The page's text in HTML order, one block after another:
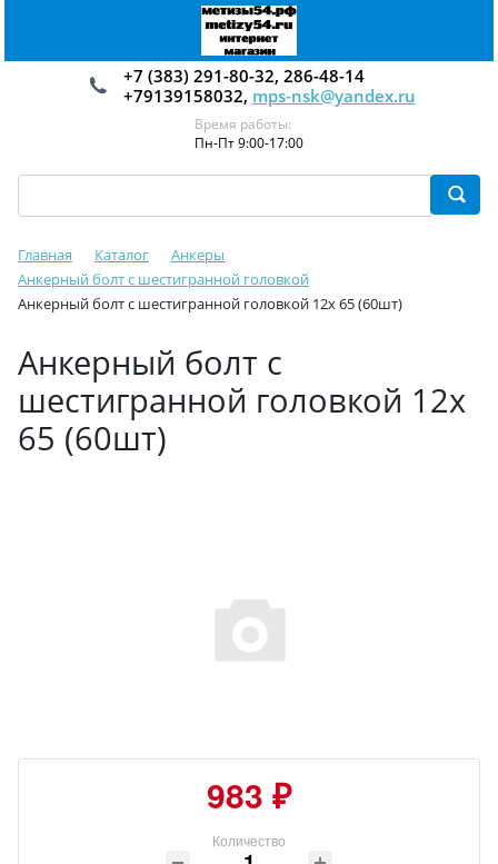
+7 (383) 291-80-32, 286-48-14
+79139158032, mps-nsk@yandex.ru
Время работы:
Пн-Пт 9:00-17:00
Главная Каталог
Анкеры
Анкерный болт с шестигранной головкой
Анкерный болт с шестигранной головкой 12х 65 (60шт)
Анкерный болт с
шестигранной головкой 12х
65 (60шт)
983 ₽
Количество